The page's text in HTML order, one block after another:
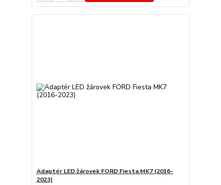
Adaptér LED žárovek FORD Fiesta MK7 (2016-
2023)